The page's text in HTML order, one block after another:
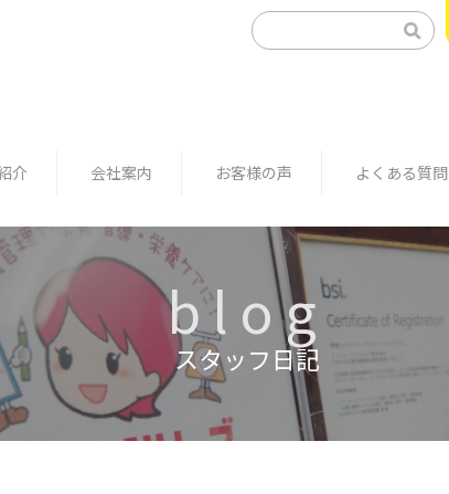
介 会社案内 お客様の声 よくある質問
blog
スタッフ日記